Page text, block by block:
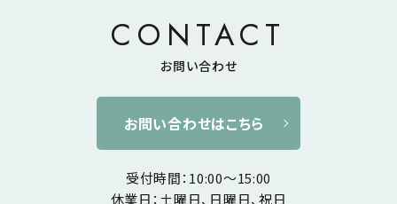
CONTACT
お問い合わせ
お問い合わせはこちら
受付時間：10:00～15:00
休業日：土曜日、日曜日、祝日